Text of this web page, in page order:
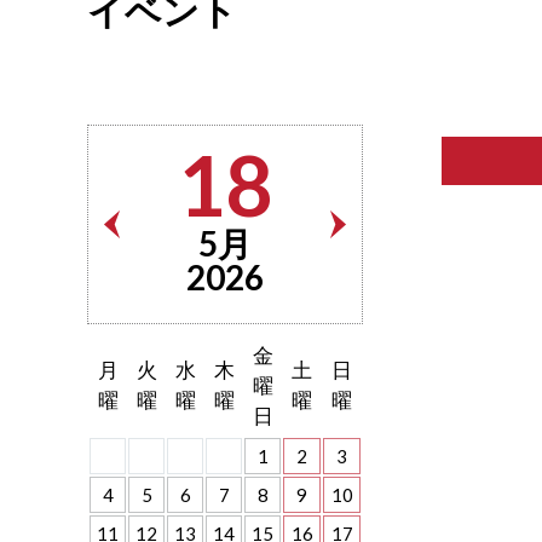
イベント
18
5月
2026
月
曜
火
曜
水
曜
木
曜
金
曜
日
土
曜
日
曜
1 2
3
4
5 6 7 8 9
10
11
12 13 14 15 16
17